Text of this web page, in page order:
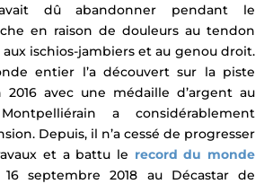
dû abandonner pendant le
en raison de douleurs au tendon
aux ischios-jambiers et au genou droit.
entier l’a découvert sur la piste
avec une médaille d’argent au
a considérablement
Depuis, il n’a cessé de progresser
et a battu le record du monde
septembre 2018 au Décastar de